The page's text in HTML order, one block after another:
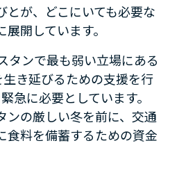
とが、どこにいても必要な
開しています。
タンで最も弱い立場にある
き延びるための支援を行
急に必要としています。
ンの厳しい冬を前に、交通
食料を備蓄するための資金